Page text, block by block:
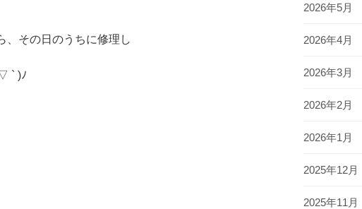
、その日のうちに修理し
` )ﾉ
2026年5月
2026年4月
2026年3月
2026年2月
2026年1月
2025年12月
2025年11月